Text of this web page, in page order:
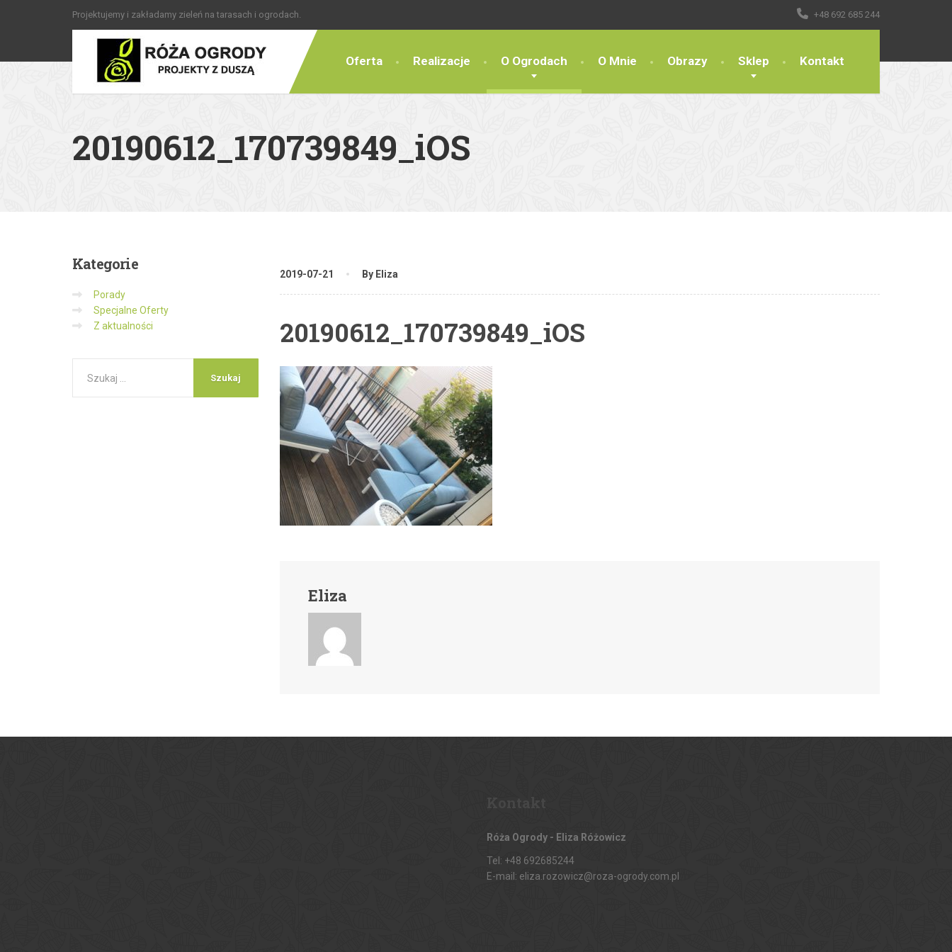
Projektujemy i zakładamy zieleń na tarasach i ogrodach. +48 692 685 244
Oferta Realizacje O Ogrodach O Mnie Obrazy Sklep Kontakt
20190612_170739849_iOS
2019-07-21 By Eliza
20190612_170739849_iOS
Eliza
Kategorie
Porady
Specjalne Oferty
Z aktualności
Róża Ogrody - Eliza Różowicz
Tel: +48 692685244
E-mail: eliza.rozowicz@roza-ogrody.com.pl